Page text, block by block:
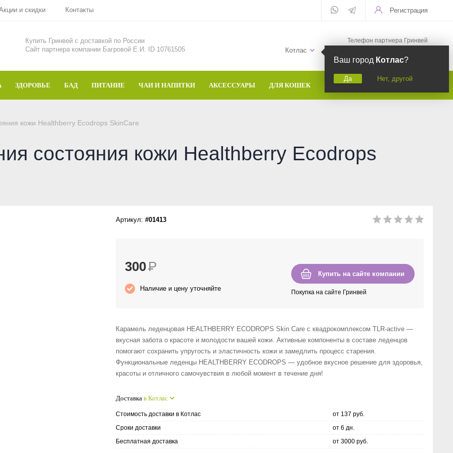
и скидки Контакты Регистрация
Купить Гринвей c доставкой по России
Сайт партнера компании Багровой Е.И. ID 10761505
Котлас
Ваш город Котлас?
Да Нет, другой
Телефон партнера Гринвей
ЗДОРОВЬЕ БАД ПИТАНИЕ ЧАИ И НАПИТКИ АКСЕССУАРЫ ДЛЯ КОШЕК БРЕНДЫ
кожи Healthberry Ecodrops SkinCare
состояния кожи Healthberry Ecodrops
Артикул: #01413
Купить на сайте компании
Покупка на сайте Гринвей
300Р
Наличие и цену уточняйте
Карамель леденцовая HEALTHBERRY ECODROPS Skin Care с квадрокомплексом TLR-active —
вкусная забота о красоте и молодости вашей кожи. Активные компоненты в составе леденцов
помогают сохранить упругость и эластичность кожи и замедлить процесс старения.
Функциональные леденцы HEALTHBERRY ECODROPS — удобное вкусное решение для здоровья,
красоты и отличного самочувствия в любой момент в течение дня!
Доставка в Котлас
Стоимость доставки в Котлас
от 137 руб.
Сроки доставки
от 6 дн.
Бесплатная доставка
от 3000 руб.